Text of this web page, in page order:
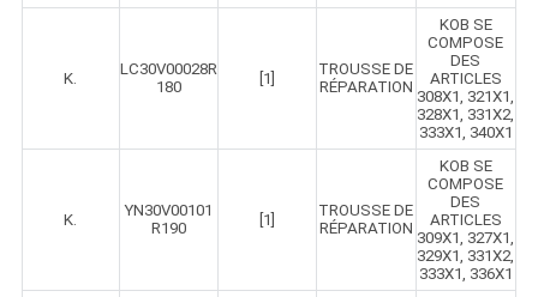
K.
LC30V00028R
180
[1]
TROUSSE DE
RÉPARATION
KOB SE
COMPOSE
DES
ARTICLES
308X1, 321X1,
328X1, 331X2,
333X1, 340X1
K.
YN30V00101
R190
[1]
TROUSSE DE
RÉPARATION
KOB SE
COMPOSE
DES
ARTICLES
309X1, 327X1,
329X1, 331X2,
333X1, 336X1